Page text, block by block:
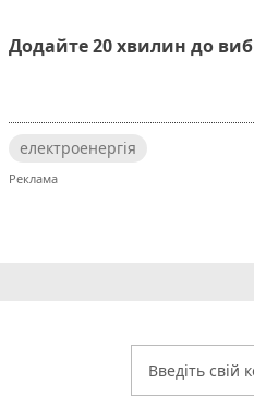
Додайте 20 хвилин до
електроенергія